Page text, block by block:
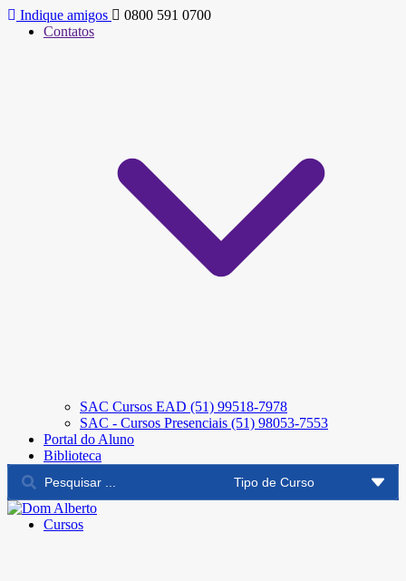
Indique amigos
0800 591 0700
Contatos
SAC Cursos EAD (51) 99518-7978
SAC - Cursos Presenciais (51) 98053-7553
Portal do Aluno
Biblioteca
Cursos